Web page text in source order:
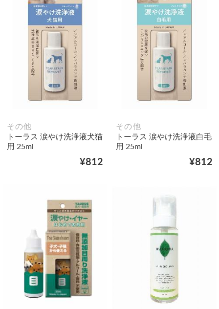
その他
トーラス 涙やけ洗浄液犬猫
用 25ml
¥812
その他
トーラス 涙やけ洗浄液白毛
用 25ml
¥812